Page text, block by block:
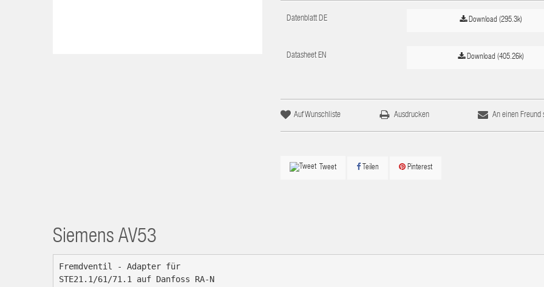
Datenblatt DE Download (295.3k)
Datasheet EN Download (405.26k)
Auf Wunschliste Ausdrucken An einen Freund
Tweet Teilen Pinterest
Siemens AV53
Fremdventil - Adapter für
STE21.1/61/71.1 auf Danfoss RA-N